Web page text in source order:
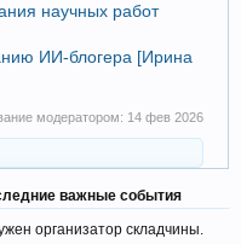
научных работ
ИИ-блогера [Ирина
модератором: 14 фев 2026
важные события
организатор складчины.